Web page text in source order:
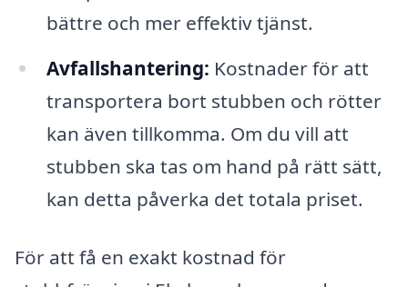
bättre och mer effektiv tjänst.
Avfallshantering: Kostnader för att
transportera bort stubben och rötter
kan även tillkomma. Om du vill att
stubben ska tas om hand på rätt sätt,
kan detta påverka det totala priset.
För att få en exakt kostnad för